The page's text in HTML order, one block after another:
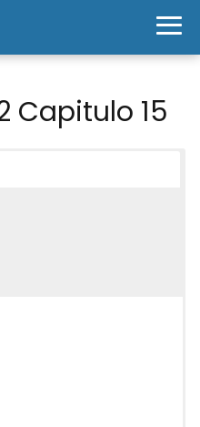
Capitulo 15